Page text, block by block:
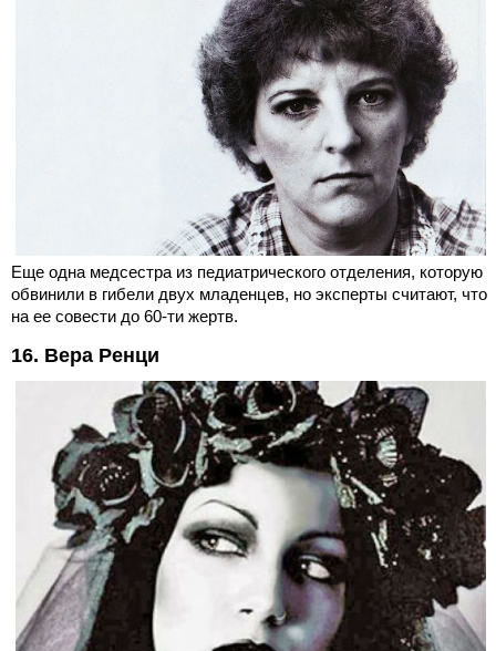
Еще одна медсестра из педиатрического отделения, которую
обвинили в гибели двух младенцев, но эксперты считают, что
на ее совести до 60-ти жертв.
16. Вера Ренци